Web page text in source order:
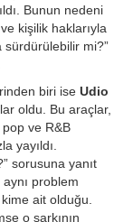
Bunun nedeni
kişilik haklarıyla
sürdürülebilir mi?”
biri ise Udio
oldu. Bu araçlar,
ve R&B
yayıldı.
sorusuna yanıt
problem
ait olduğu.
o şarkının